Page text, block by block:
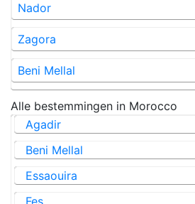
Nador
Zagora
Beni Mellal
Alle bestemmingen in Morocco
Agadir
Beni Mellal
Essaouira